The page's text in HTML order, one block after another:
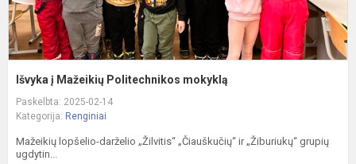
Išvyka į Mažeikių Politechnikos mokyklą
Paskelbta: 2025-02-14
Kategorija: Renginiai
Mažeikių lopšelio-darželio „Žilvitis“ „Čiauškučių“ ir „Žiburiukų“ grupių
ugdytin...